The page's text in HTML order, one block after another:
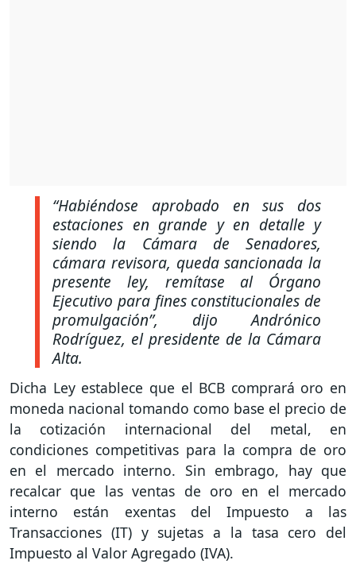
“Habiéndose aprobado en sus dos
estaciones en grande y en detalle y
siendo la Cámara de Senadores,
cámara revisora, queda sancionada la
presente ley, remítase al Órgano
Ejecutivo para fines constitucionales de
promulgación”, dijo Andrónico
Rodríguez, el presidente de la Cámara
Alta.
Dicha Ley establece que el BCB comprará oro en
moneda nacional tomando como base el precio de
la cotización internacional del metal, en
condiciones competitivas para la compra de oro
en el mercado interno. Sin embrago, hay que
recalcar que las ventas de oro en el mercado
interno están exentas del Impuesto a las
Transacciones (IT) y sujetas a la tasa cero del
Impuesto al Valor Agregado (IVA).